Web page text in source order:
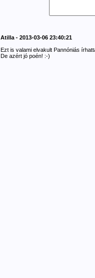
Atilla - 2013-03-06 23:40:21
Ezt is valami elvakult Pannóniás
De azért jó poén! :-)